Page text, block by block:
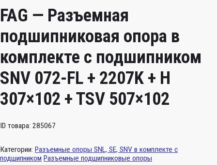
FAG — Разъемная
подшипниковая опора в
комплекте с подшипником
SNV 072-FL + 2207K + H
307×102 + TSV 507×102
ID товара: 285067
Категории: Разъемные опоры SNL, SE, SNV в комплекте с
подшипником Разъемные подшипниковые опоры